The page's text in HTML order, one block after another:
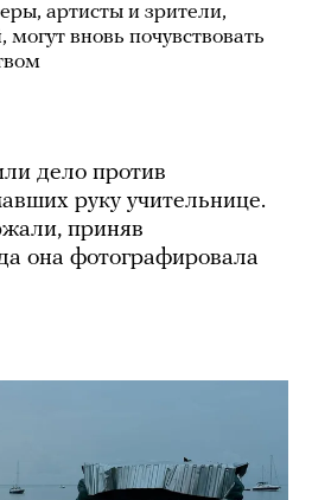
артисты и зрители,
вновь почувствовать
дело против
руку учительнице.
приняв
она фотографировала